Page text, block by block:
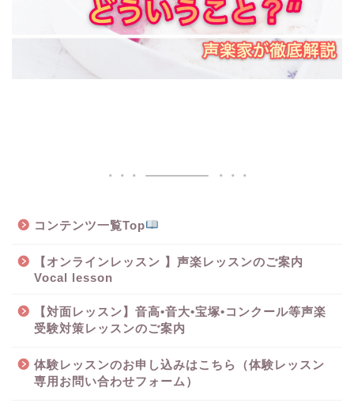
コンテンツ一覧Top
【オンラインレッスン 】声楽レッスンのご案内
Vocal lesson
【対面レッスン】音高•音大•宝塚•コンクール等声楽
受験対策レッスンのご案内
体験レッスンのお申し込みはこちら（体験レッスン
専用お問い合わせフォーム）